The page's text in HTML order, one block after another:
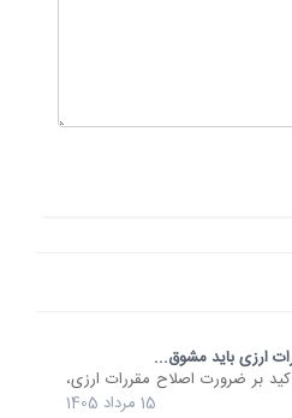
ارزی باید مشوق...
بر ضرورت اصلاح مقررات ارزی،
15 مرداد 1405